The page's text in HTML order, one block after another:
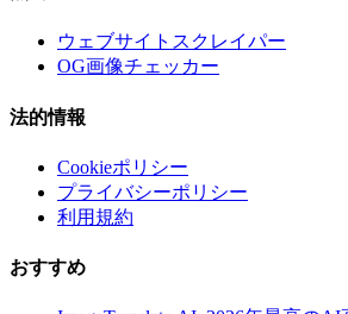
ウェブサイトスクレイパー
OG画像チェッカー
法的情報
Cookieポリシー
プライバシーポリシー
利用規約
おすすめ